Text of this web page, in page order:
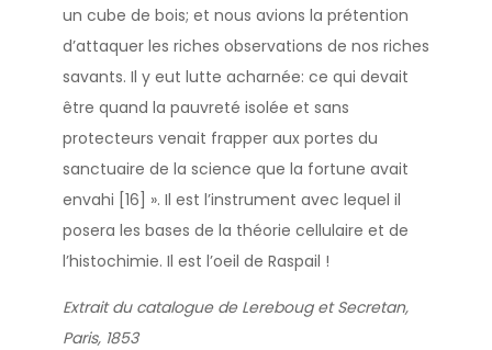
un cube de bois; et nous avions la prétention
d’attaquer les riches observations de nos riches
savants. Il y eut lutte acharnée: ce qui devait
être quand la pauvreté isolée et sans
protecteurs venait frapper aux portes du
sanctuaire de la science que la fortune avait
envahi [16] ». Il est l’instrument avec lequel il
posera les bases de la théorie cellulaire et de
l’histochimie. Il est l’oeil de Raspail !
Extrait du catalogue de Lereboug et Secretan,
Paris, 1853